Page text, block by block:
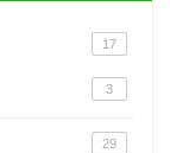
17
3
29